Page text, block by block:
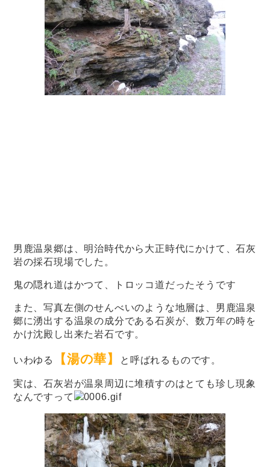
男鹿温泉郷は、明治時代から大正時代にかけて、石灰
岩の採石現場でした。
鬼の隠れ道はかつて、トロッコ道だったそうです
また、写真左側のせんべいのような地層は、男鹿温泉
郷に湧出する温泉の成分である石炭が、数万年の時を
かけ沈殿し出来た岩石です。
いわゆる 【湯の華】 と呼ばれるものです。
実は、石灰岩が温泉周辺に堆積すのはとても珍し現象
なんですって